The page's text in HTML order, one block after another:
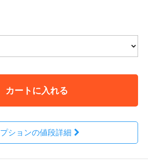
カートに入れる
ションの値段詳細